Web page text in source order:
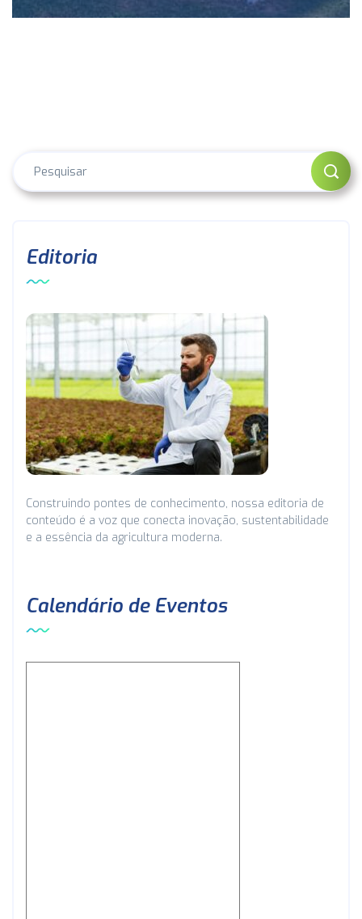
Editoria
Construindo pontes de conhecimento, nossa editoria de
conteúdo é a voz que conecta inovação, sustentabilidade
e a essência da agricultura moderna.
Calendário de Eventos